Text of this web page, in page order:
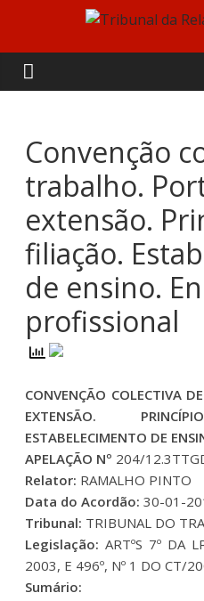
content
Tribunal
da
Relação
de
Coimbra
Convenção
trabalho.
extensão.
filiação.
de ensino.
profissional
CONVENÇÃO COLECTIVA
EXTENSÃO.
ESTABELECIMENTO DE
APELAÇÃO Nº 204/
Relator: RAMALHO PINTO
Data do Acordão:30-01-
Tribunal: TRIBUNAL DO
Legislação:ARTºS 7º DA
2003, E 496º, Nº 1 DO CT/
Sumário: